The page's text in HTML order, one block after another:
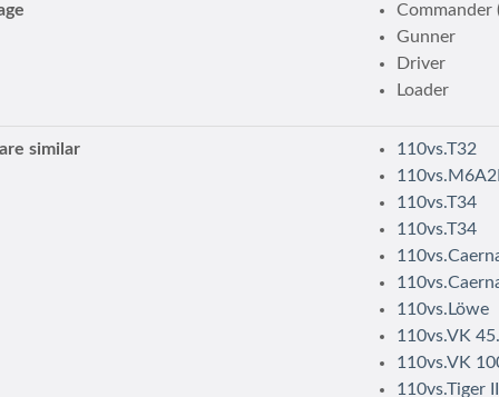
Commander
Gunner
Driver
Loader
similar
110vs.T32
110vs.T34
110vs.T34
110vs.Löwe
110vs.VK
110vs.VK
110vs.Tiger II